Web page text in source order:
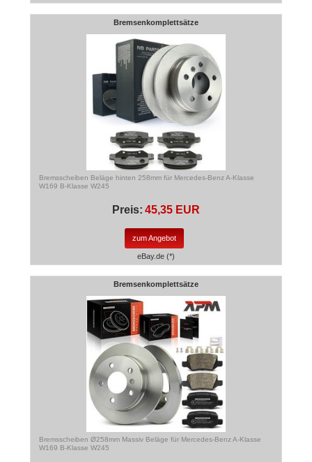
Bremsenkomplettsätze
Bremsscheiben Beläge hinten 258mm für Mercedes-Benz A-Klasse
W169 B-Klasse W245
Preis: 45,35 EUR
zum Angebot
eBay.de (*)
Bremsenkomplettsätze
Bremsscheiben Ø258mm Massiv Beläge für Mercedes-Benz A-Klasse
W169 B-Klasse W245